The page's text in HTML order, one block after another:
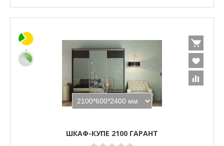
ШКАФ-КУПЕ 2100 ГАРАНТ